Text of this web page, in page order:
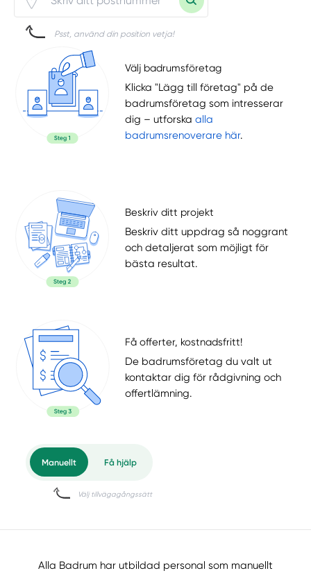
Psst, använd din position vetja!
Välj badrumsföretag
Klicka "Lägg till företag" på de
badrumsföretag som intresserar
dig – utforskaalla
badrumsrenoverare här.
Beskriv ditt projekt
Beskriv ditt uppdrag så noggrant
och detaljerat som möjligt för
bästa resultat.
Få offerter, kostnadsfritt!
De badrumsföretag du valt ut
kontaktar dig för rådgivning och
offertlämning.
Alla Badrum har utbildad personal som manuellt